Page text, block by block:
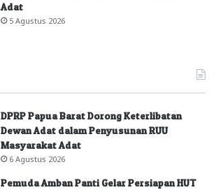
Adat
5 Agustus 2026
DPRP Papua Barat Dorong Keterlibatan
Dewan Adat dalam Penyusunan RUU
Masyarakat Adat
6 Agustus 2026
Pemuda Amban Panti Gelar Persiapan HUT